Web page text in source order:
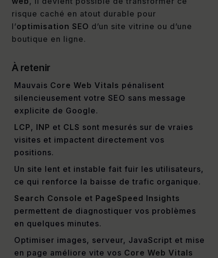
risque caché en atout durable pour
l’optimisation SEO d’un site vitrine ou d’une
boutique en ligne.
À retenir
Mauvais Core Web Vitals pénalisent
silencieusement votre SEO sans message
explicite de Google.
LCP, INP et CLS sont mesurés sur de vraies
visites et impactent directement vos
positions.
Un site lent et instable fait fuir les utilisateurs,
ce qui renforce la baisse de trafic organique.
Search Console et PageSpeed Insights
permettent de diagnostiquer vos problèmes
en quelques minutes.
Optimiser images, serveur, JavaScript et mise
en page améliore vite vos Core Web Vitals